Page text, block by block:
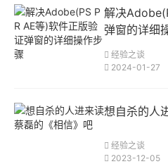
解决
弹窗的详细
经验之谈
2024-01-27
想自杀的人
经验之谈
2023-12-05